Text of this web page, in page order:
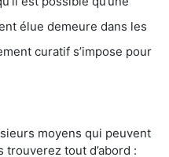
élue demeure dans les
curatif s’impose pour
moyens qui peuvent
tout d’abord :